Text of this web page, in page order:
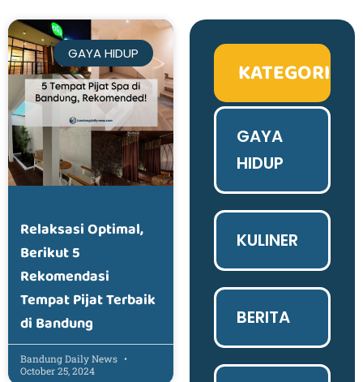
GAYA HIDUP
Relaksasi Optimal,
Berikut 5
Rekomendasi
Tempat Pijat Terbaik
di Bandung
Bandung Daily News
October 25, 2024
KATEGORI
GAYA
HIDUP
KULINER
BERITA